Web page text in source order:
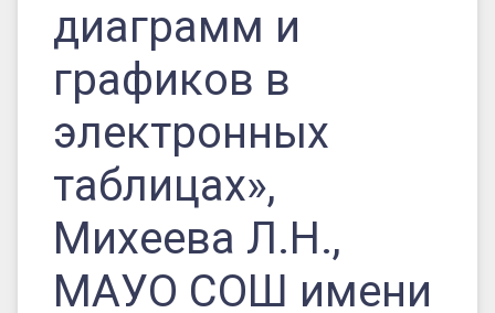
Советского
Союза
В.С.
Куркова
Бытошь
Дятьковского
района
диаграмм и
графиков в
электронных
таблицах»,
Михеева Л.Н.,
МАУО СОШ имени